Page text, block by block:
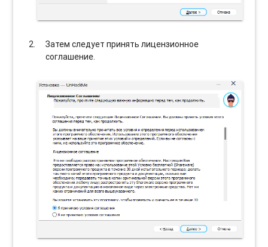
Затем следует принять лицензионное
соглашение.